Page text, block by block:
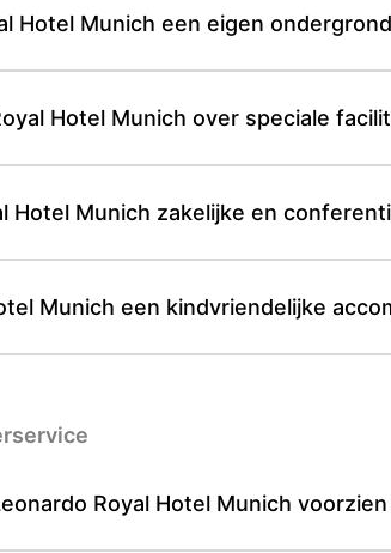
Hotel Munich een eigen
Hotel Munich over speciale
Hotel Munich zakelijke en
Munich een kindvriendelijke
Royal Hotel Munich